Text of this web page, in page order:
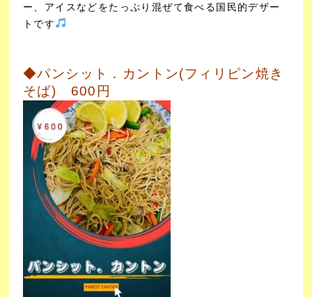
ー、アイスなどをたっぷり混ぜて食べる国民的デザー
トです
◆パンシット．カントン(フィリピン焼き
そば) 600円